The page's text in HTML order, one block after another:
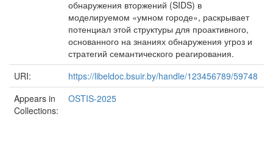
обнаружения вторжений (SIDS) в
моделируемом «умном городе», раскрывает
потенциал этой структуры для проактивного,
основанного на знаниях обнаружения угроз и
стратегий семантического реагирования.
URI:
https://libeldoc.bsuir.by/handle/123456789/59748
Appears in
Collections:
OSTIS-2025